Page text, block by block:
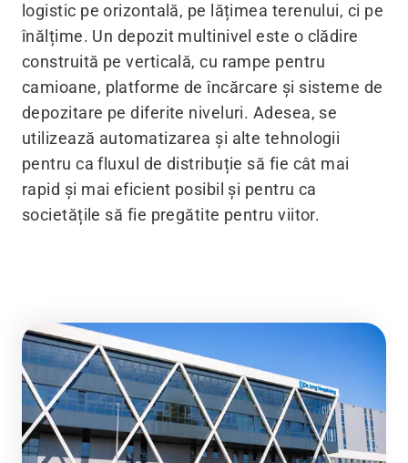
logistic pe orizontală, pe lățimea terenului, ci pe
înălțime. Un depozit multinivel este o clădire
construită pe verticală, cu rampe pentru
camioane, platforme de încărcare și sisteme de
depozitare pe diferite niveluri. Adesea, se
utilizează automatizarea și alte tehnologii
pentru ca fluxul de distribuție să fie cât mai
rapid și mai eficient posibil și pentru ca
societățile să fie pregătite pentru viitor.